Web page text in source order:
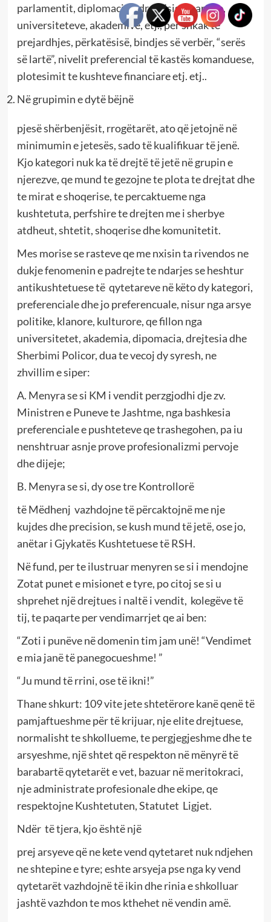
parlamentit, diplomacisë, drejtësisë, partive,
universiteteve, akademive, etj., per shkak të
prejardhjes, përkatësisë, bindjes së verbër, “serës
së lartë”, nivelit preferencial të kastës komanduese,
plotesimit te kushteve financiare etj. etj..
Në grupimin e dytë bëjnë
pjesë shërbenjësit, rrogëtarët, ato që jetojnë në
minimumin e jetesës, sado të kualifikuar të jenë.
Kjo kategori nuk ka të drejtë të jetë në grupin e
njerezve, qe mund te gezojne te plota te drejtat dhe
te mirat e shoqerise, te percaktueme nga
kushtetuta, perfshire te drejten me i sherbye
atdheut, shtetit, shoqerise dhe komunitetit.
Mes morise se rasteve qe me nxisin ta rivendos ne
dukje fenomenin e padrejte te ndarjes se heshtur
antikushtetuese të qytetareve në këto dy kategori,
preferenciale dhe jo preferencuale, nisur nga arsye
politike, klanore, kulturore, qe fillon nga
universitetet, akademia, dipomacia, drejtesia dhe
Sherbimi Policor, dua te vecoj dy syresh, ne
zhvillim e siper:
A. Menyra se si KM i vendit perzgjodhi dje zv.
Ministren e Puneve te Jashtme, nga bashkesia
preferenciale e pushteteve qe trashegohen, pa iu
nenshtruar asnje prove profesionalizmi pervoje
dhe dijeje;
B. Menyra se si, dy ose tre Kontrollorë
të Mëdhenj vazhdojne të përcaktojnë me nje
kujdes dhe precision, se kush mund të jetë, ose jo,
anëtar i Gjykatës Kushtetuese të RSH.
Në fund, per te ilustruar menyren se si i mendojne
Zotat punet e misionet e tyre, po citoj se si u
shprehet një drejtues i naltë i vendit, kolegëve të
tij, te paqarte per vendimarrjet qe ai ben:
“Zoti i punëve në domenin tim jam unë! “Vendimet
e mia janë të panegocueshme! ”
“Ju mund të rrini, ose të ikni!”
Thane shkurt: 109 vite jete shtetërore kanë qenë të
pamjaftueshme për të krijuar, nje elite drejtuese,
normalisht te shkollueme, te pergjegjeshme dhe te
arsyeshme, një shtet që respekton në mënyrë të
barabartë qytetarët e vet, bazuar në meritokraci,
nje administrate profesionale dhe ekipe, qe
respektojne Kushtetuten, Statutet Ligjet.
Ndër të tjera, kjo është një
prej arsyeve që ne kete vend qytetaret nuk ndjehen
ne shtepine e tyre; eshte arsyeja pse nga ky vend
qytetarët vazhdojnë të ikin dhe rinia e shkolluar
jashtë vazhdon te mos kthehet në vendin amë.